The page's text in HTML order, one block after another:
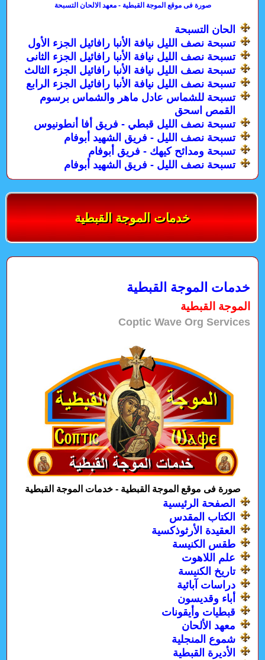
صورة فى موقع الموجة القبطية - معهد الالحان التسبحة
الحان التسبحة
تسبحة نصف الليل نيافة الأنبا رافائيل الجزء الأول
تسبحة نصف الليل نيافة الأنبا رافائيل الجزء الثانى
تسبحة نصف الليل نيافة الأنبا رافائيل الجزء الثالث
تسبحة نصف الليل نيافة الأنبا رافائيل الجزء الرابع
تسبحة للشماس عادل ماهر والشماس برسوم
القمص اسحق
تسبحة نصف الليل قبطي - فريق أفا أنطونيوس
تسبحة نصف الليل - فريق الشهيد أبوفام
تسبحة ومدائح كيهك - فريق أبوفام
تسبحة نصف الليل - فريق الشهيد أبوفام
خدمات الموجة القبطية
خدمات الموجة القبطية
الموجة القبطية
Coptic Wave Org Services
صورة فى موقع الموجة القبطية - خدمات الموجة القبطية
الصفحة الرئيسية
الكتاب المقدس
العقيدة الأرثوذكسية
طقس الكنيسة
علم اللاهوت
تاريخ الكنيسة
دراسات آبائية
أباء وقديسون
قبطيات وأيقونات
معهد الألحان
شموع المنجلية
الأديرة القبطية